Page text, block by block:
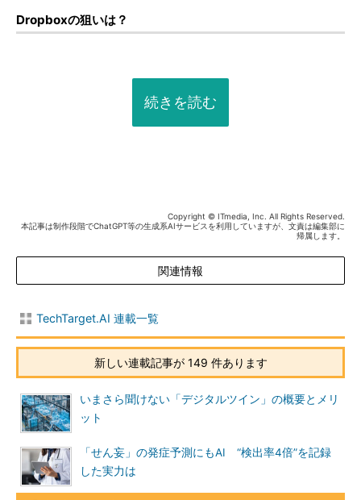
Dropboxの狙いは？
続きを読む
Copyright © ITmedia, Inc. All Rights Reserved.
本記事は制作段階でChatGPT等の生成系AIサービスを利用していますが、文責は編集部に
帰属します。
関連情報
TechTarget.AI 連載一覧
新しい連載記事が 149 件あります
いまさら聞けない「デジタルツイン」の概要とメリ
ット
「せん妄」の発症予測にもAI “検出率4倍”を記録
した実力は